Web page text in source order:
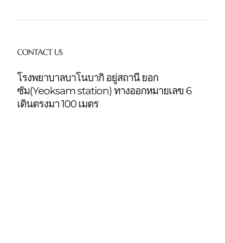
CONTACT US
โรงพยาบาลบาโนบากิ อยู่สถานี ยอก
ซัม(Yeoksam station) ทางออกหมายเลข 6
เดินตรงมา 100 เมตร